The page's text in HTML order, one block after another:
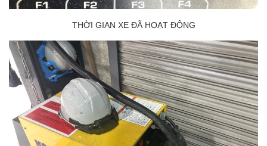
THỜI GIAN XE ĐÃ HOẠT ĐỘNG